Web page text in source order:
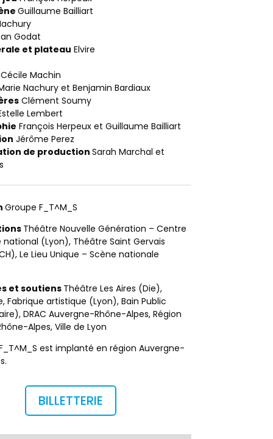
Guillaume Bailliart
Godat
et plateau Elvire
Cécile Machin
Nachury et Benjamin Bardiaux
Clément Soumy
Lembert
François Herpeux et Guillaume Bailliart
Jérôme Perez
de production Sarah Marchal et
Groupe F_T^M_S
Théâtre Nouvelle Génération – Centre
(Lyon), Théâtre Saint Gervais
Le Lieu Unique – Scène nationale
et soutiensThéâtre Les Aires (Die),
Fabrique artistique (Lyon), Bain Public
DRAC Auvergne-Rhône-Alpes, Région
Alpes, Ville de Lyon
est implanté en région Auvergne-
BILLETTERIE